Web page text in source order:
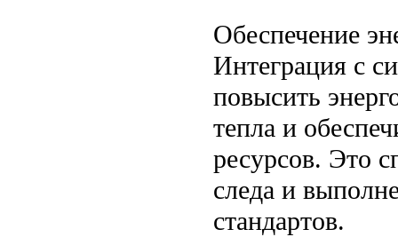
Обеспечение
Интеграция с
повысить
тепла и
ресурсов. Это
следа и
стандартов.